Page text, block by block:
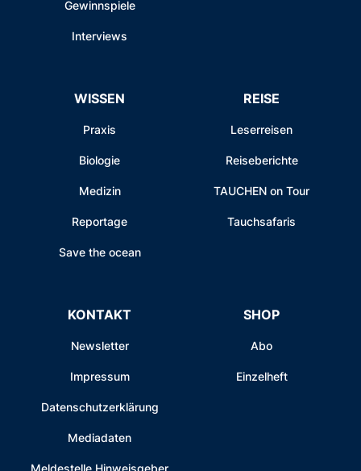
Gewinnspiele
Interviews
WISSEN
Praxis
Biologie
Medizin
Reportage
Save the ocean
REISE
Leserreisen
Reiseberichte
TAUCHEN on Tour
Tauchsafaris
KONTAKT
Newsletter
Impressum
Datenschutzerklärung
Mediadaten
Meldestelle Hinweisgeber
SHOP
Abo
Einzelheft